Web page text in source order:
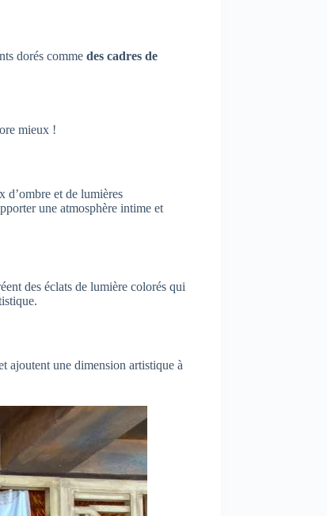
dorés comme des cadres de
mieux !
d’ombre et de lumières
une atmosphère intime et
des éclats de lumière colorés qui
ajoutent une dimension artistique à